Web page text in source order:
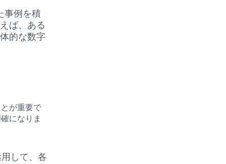
事例を積
ば、ある
的な数字
が重要で
になりま
して、各